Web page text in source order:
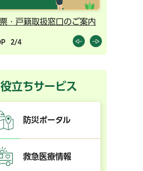
・戸籍取扱窓口のご案内
2/4
立ちサービス
防災ポータル
救急医療情報